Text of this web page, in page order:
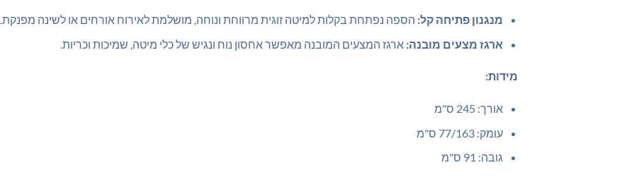
מנגנון פתיחה קל: הספה נפתחת בקלות למיטה זוגית מרווחת ונוחה, מושלמת לאירוח אורחים או לשינה מפנקת.
ארגז מצעים מובנה: ארגז המצעים המובנה מאפשר אחסון נוח ונגיש של כלי מיטה, שמיכות וכריות.
מידות:
אורך: 245 ס"מ
עומק: 77/163 ס"מ
גובה: 91 ס"מ